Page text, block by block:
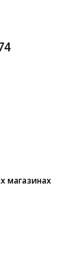
магазинах